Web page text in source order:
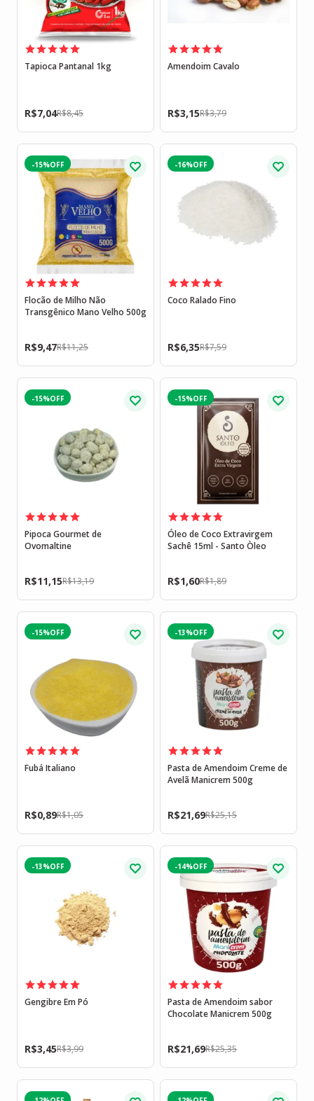
Tapioca Pantanal 1kg
R$8,45
R$7,04
Amendoim Cavalo
R$3,79
R$3,15
-15%
Flocão de Milho Não
Transgênico Mano Velho 500g
R$11,25
R$9,47
-16%
Coco Ralado Fino
R$7,59
R$6,35
-15%
Pipoca Gourmet de
Ovomaltine
R$13,19
R$11,15
-15%
Óleo de Coco Extravirgem
Sachê 15ml - Santo Òleo
R$1,89
R$1,60
-15%
Fubá Italiano
R$1,05
R$0,89
-13%
Pasta de Amendoim Creme de
Avelã Manicrem 500g
R$25,15
R$21,69
-13%
Gengibre Em Pó
R$3,99
R$3,45
-14%
Pasta de Amendoim sabor
Chocolate Manicrem 500g
R$25,35
R$21,69